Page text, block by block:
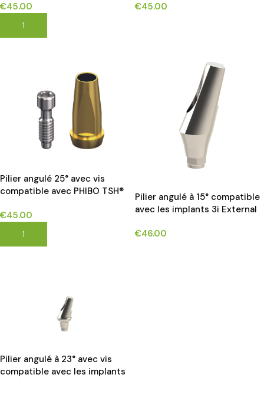
implants*
€45.00
AJOUTER AU PANIER
implants*
€45.00
Pilier angulé 25° avec vis
compatible avec PHIBO TSH®
€45.00
AJOUTER AU PANIER
Pilier angulé à 15° compatible
avec les implants 3i External
€46.00
Pilier angulé à 23° avec vis
compatible avec les implants